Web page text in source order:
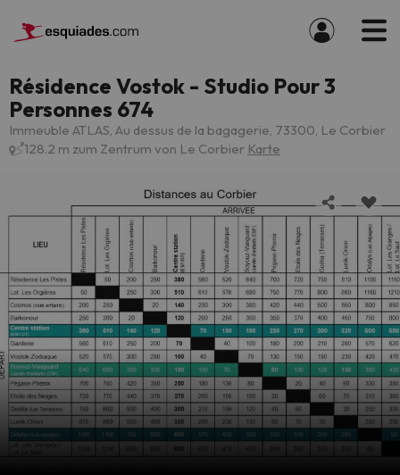
Résidence Vostok - Studio Pour 3
Personnes 674
Immeuble ATLAS, Au dessus de la bagagerie, 73300, Le Corbier
128.2 m zum Zentrum von Le Corbier Karte